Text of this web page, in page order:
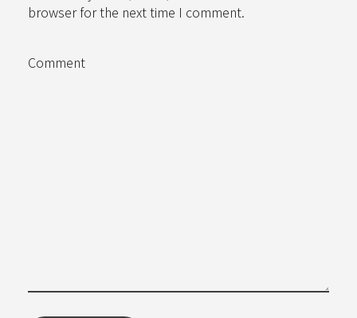
browser for the next time I comment.
Comment